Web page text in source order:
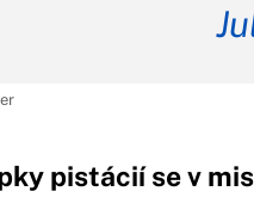
pistácií se v